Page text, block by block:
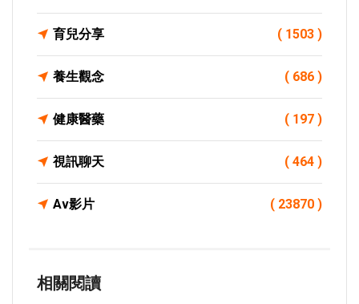
育兒分享 ( 1503 )
養生觀念 ( 686 )
健康醫藥 ( 197 )
視訊聊天 ( 464 )
Av影片 ( 23870 )
相關閱讀